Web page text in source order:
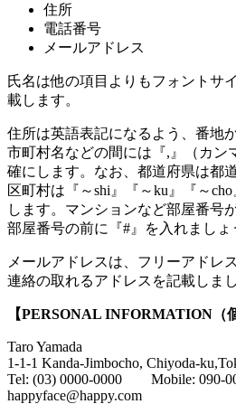
住所
電話番号
メールアドレス
氏名は他の項目よりもフォントサ
載します。
住所は英語表記になるよう、番地
市町村名などの間には『,』（カン
確にします。なお、都道府県は都
区町村は『～shi』『～ku』『～
します。マンションなど部屋番号
部屋番号の前に『#』を入れましょ
メールアドレスは、フリーアドレ
連絡の取れるアドレスを記載しまし
【PERSONAL INFORMATION（
Taro Yamada
1-1-1 Kanda-Jimbocho, Chiyoda-
Tel: (03) 0000-0000 Mobile:
happyface@happy.com